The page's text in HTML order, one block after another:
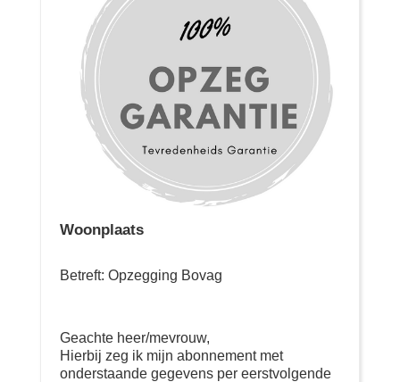
Woonplaats
Betreft: Opzegging Bovag
Geachte heer/mevrouw,
Hierbij zeg ik mijn abonnement met
onderstaande gegevens per eerstvolgende